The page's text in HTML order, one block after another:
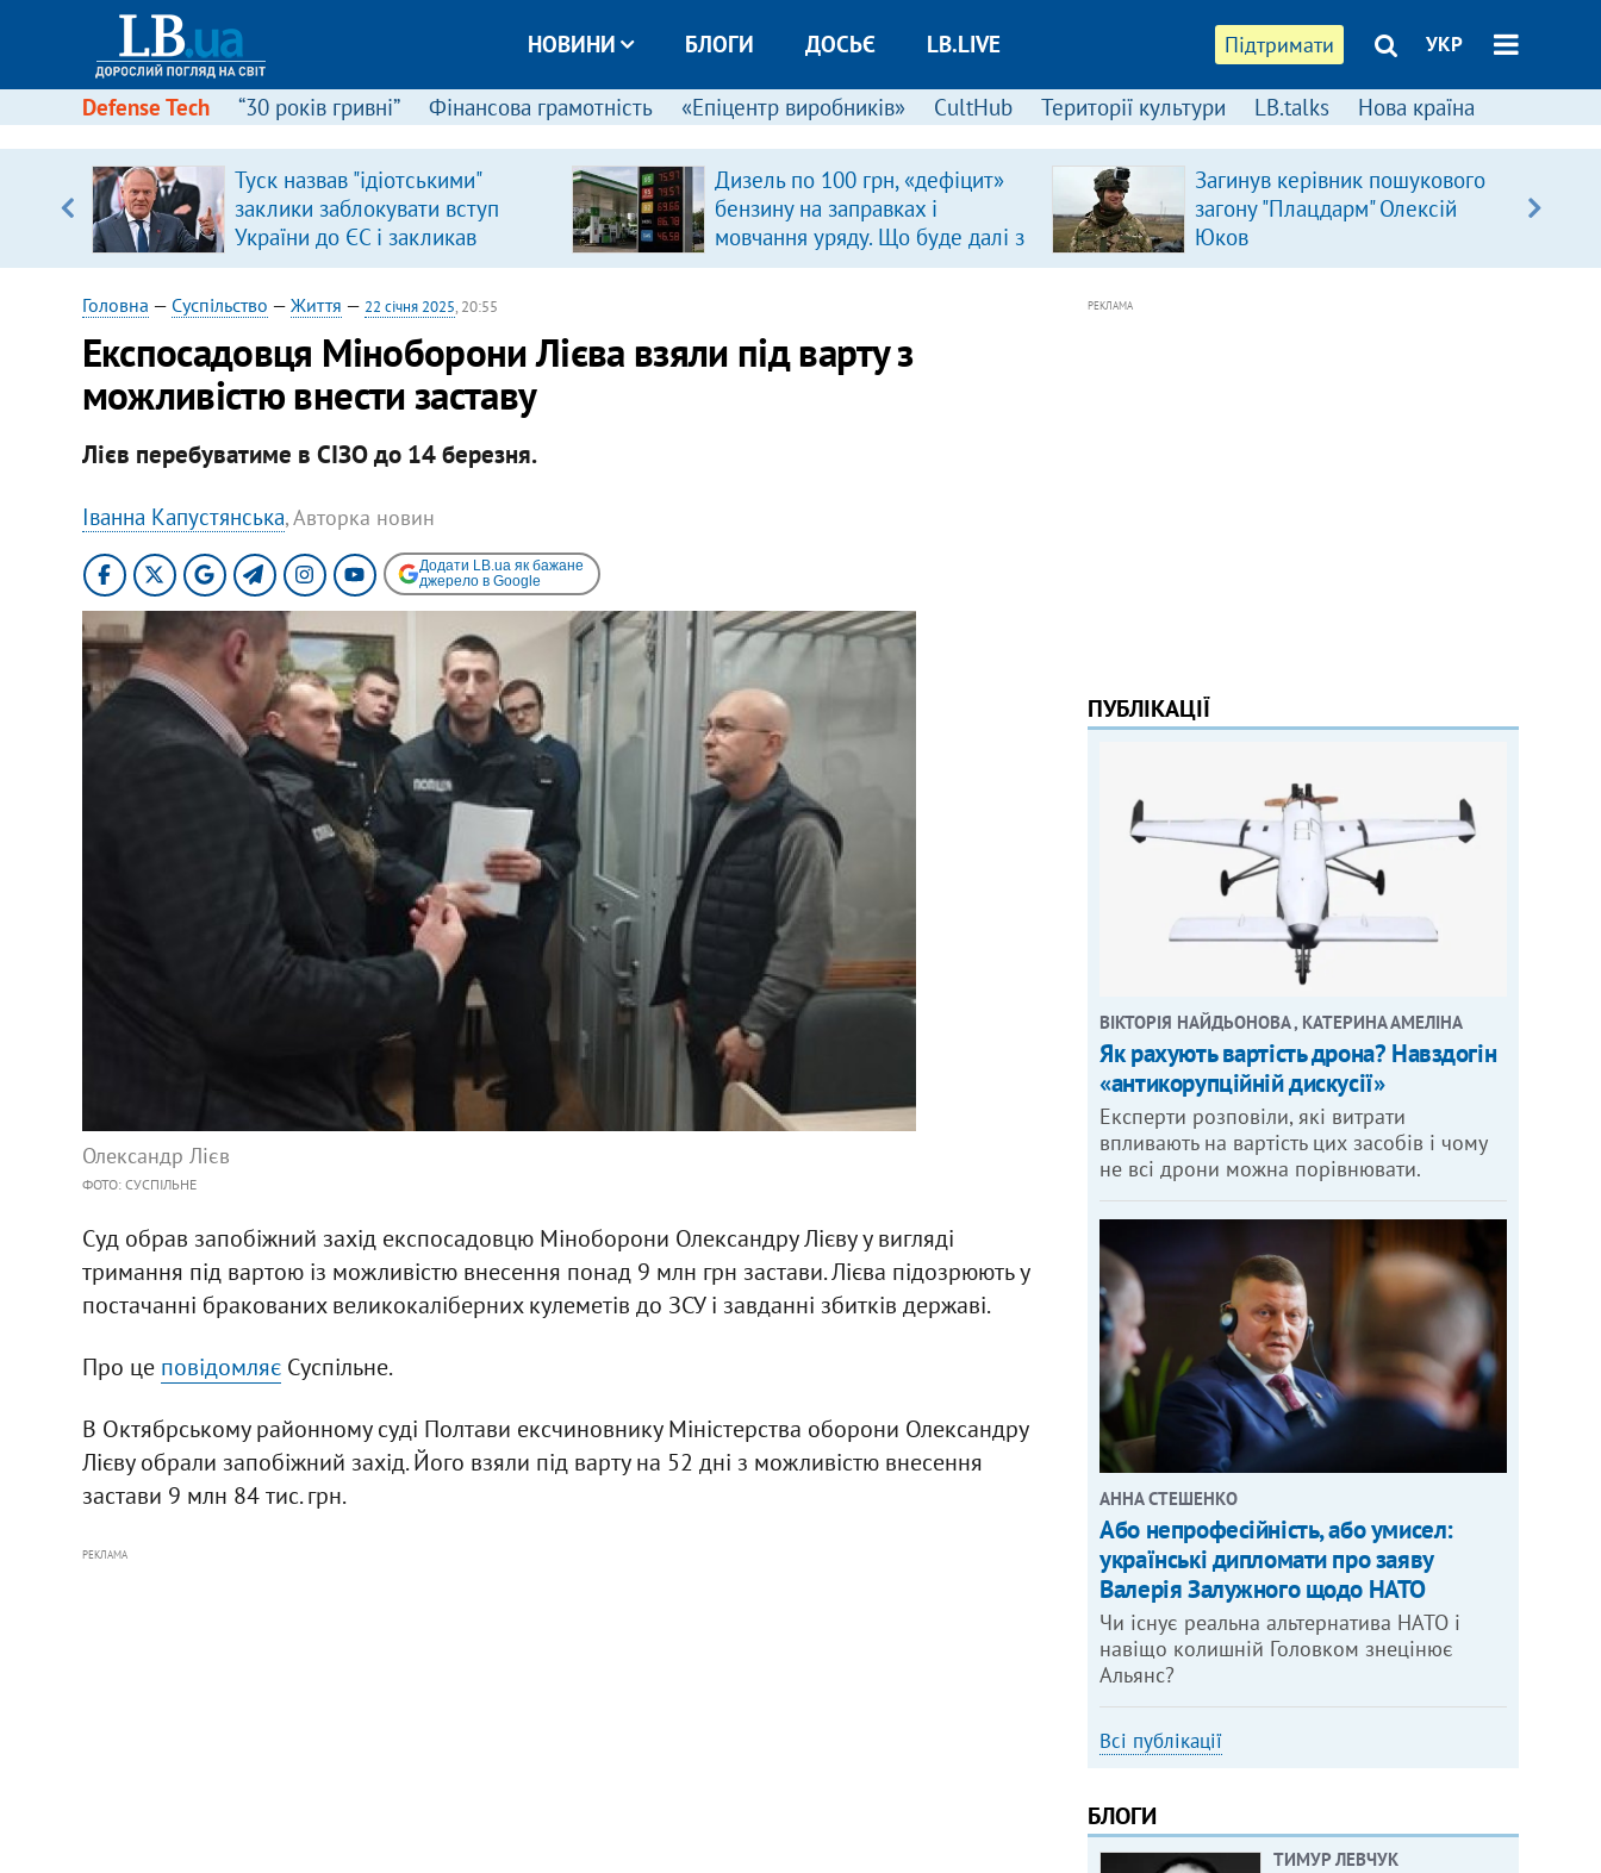
Підтримати УКР
НОВИНИ БЛОГИ ДОСЬЄ LB.LIVE
Defense Tech “30 років гривні” Фінансова грамотність «Епіцентр виробників» CultHub Території культури LB.talks Нова країна
Туск назвав "ідіотськими"
заклики заблокувати вступ
України до ЄС і закликав
припинити антиукраїнську
риторику
Дизель по 100 грн, «дефіцит»
бензину на заправках і
мовчання уряду. Що буде далі з
цінами на пальне?
Загинув керівник пошукового
загону "Плацдарм" Олексій
Юков
Головна — Суспільство — Життя — 22 січня 2025, 20:55
Експосадовця Міноборони Лієва взяли під варту з
можливістю внести заставу
Лієв перебуватиме в СІЗО до 14 березня.
Іванна Капустянська, Авторка новин
Додати LB.ua як бажане
джерело в Google
Олександр Лієв
ФОТО: СУСПІЛЬНЕ
Суд обрав запобіжний захід експосадовцю Міноборони Олександру Лієву у вигляді
тримання під вартою із можливістю внесення понад 9 млн грн застави. Лієва підозрюють у
постачанні бракованих великокаліберних кулеметів до ЗСУ і завданні збитків державі.
Про це повідомляєСуспільне.
В Октябрському районному суді Полтави ексчиновнику Міністерства оборони Олександру
Лієву обрали запобіжний захід. Його взяли під варту на 52 дні з можливістю внесення
застави 9 млн 84 тис. грн.
РЕКЛАМА
РЕКЛАМА
ПУБЛІКАЦІЇ
ВІКТОРІЯ НАЙДЬОНОВА , КАТЕРИНА АМЕЛІНА
Як рахують вартість дрона? Навздогін
«антикорупційній дискусії»
Експерти розповіли, які витрати
впливають на вартість цих засобів і чому
не всі дрони можна порівнювати.
АННА СТЕШЕНКО
Або непрофесійність, або умисел:
українські дипломати про заяву
Валерія Залужного щодо НАТО
Чи існує реальна альтернатива НАТО і
навіщо колишній Головком знецінює
Альянс?
Всі публікації
БЛОГИ
ТИМУР ЛЕВЧУК